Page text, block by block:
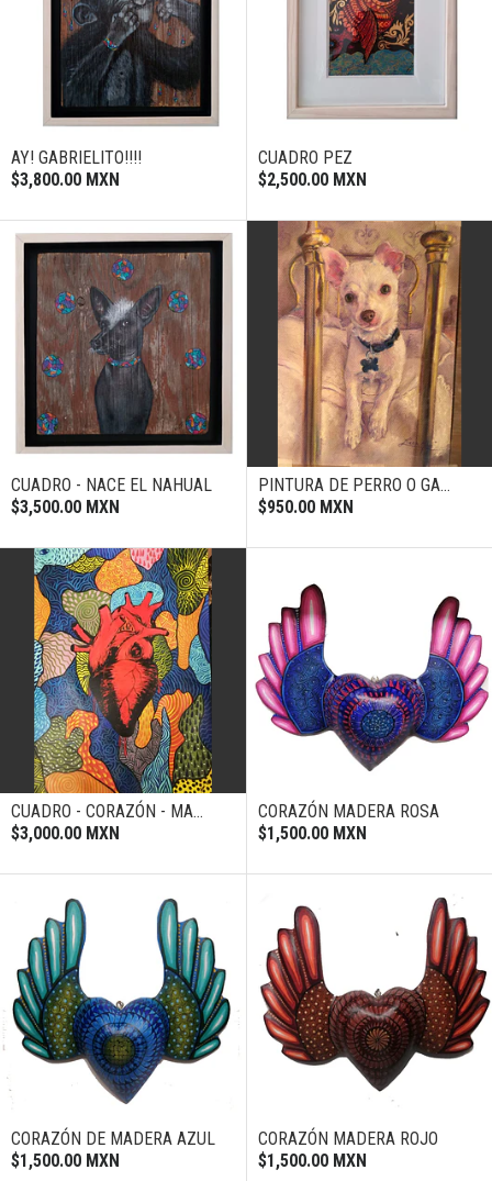
AY! GABRIELITO!!!!
$3,800.00 MXN
CUADRO PEZ
$2,500.00 MXN
CUADRO - NACE EL NAHUAL
$3,500.00 MXN
PINTURA DE PERRO O GA...
$950.00 MXN
CUADRO - CORAZÓN - MA...
$3,000.00 MXN
CORAZÓN MADERA ROSA
$1,500.00 MXN
CORAZÓN DE MADERA AZUL
$1,500.00 MXN
CORAZÓN MADERA ROJO
$1,500.00 MXN